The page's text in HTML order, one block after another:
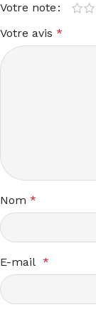
Votre note
Votre avis *
Nom *
E-mail *